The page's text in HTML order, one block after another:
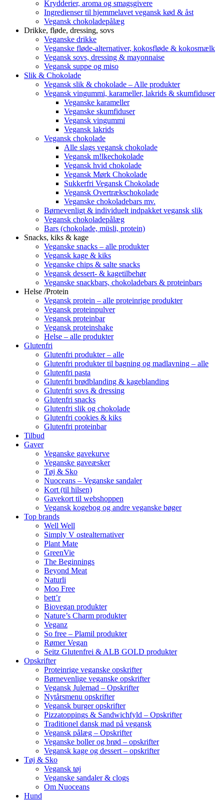
Krydderier, aroma og smagsgivere
Ingredienser til hjemmelavet vegansk kød & åst
Vegansk chokoladepålæg
Drikke, fløde, dressing, sovs
Veganske drikke
Veganske fløde-alternativer, kokosfløde & kokosmælk
Vegansk sovs, dressing & mayonnaise
Vegansk suppe og miso
Slik & Chokolade
Vegansk slik & chokolade – Alle produkter
Vegansk vingummi, karameller, lakrids & skumfiduser
Veganske karameller
Veganske skumfiduser
Vegansk vingummi
Vegansk lakrids
Vegansk chokolade
Alle slags vegansk chokolade
Vegansk m!lkechokolade
Vegansk hvid chokolade
Vegansk Mørk Chokolade
Sukkerfri Vegansk Chokolade
Vegansk Overtrækschokolade
Veganske chokoladebars mv.
Børnevenligt & individuelt indpakket vegansk slik
Vegansk chokoladepålæg
Bars (chokolade, müsli, protein)
Snacks, kiks & kage
Veganske snacks – alle produkter
Vegansk kage & kiks
Veganske chips & salte snacks
Vegansk dessert- & kagetilbehør
Veganske snackbars, chokoladebars & proteinbars
Helse /Protein
Vegansk protein – alle proteinrige produkter
Vegansk proteinpulver
Vegansk proteinbar
Vegansk proteinshake
Helse – alle produkter
Glutenfri
Glutenfri produkter – alle
Glutenfri produkter til bagning og madlavning – alle
Glutenfri pasta
Glutenfri brødblanding & kageblanding
Glutenfri sovs & dressing
Glutenfri snacks
Glutenfri slik og chokolade
Glutenfri cookies & kiks
Glutenfri proteinbar
Tilbud
Gaver
Veganske gavekurve
Veganske gaveæsker
Tøj & Sko
Nuoceans – Veganske sandaler
Kort (til hilsen)
Gavekort til webshoppen
Vegansk kogebog og andre veganske bøger
Top brands
Well Well
Simply V ostealternativer
Plant Mate
GreenVie
The Beginnings
Beyond Meat
Naturli
Moo Free
bett’r
Biovegan produkter
Nature’s Charm produkter
Veganz
So free – Plamil produkter
Rømer Vegan
Seitz Glutenfrei & ALB GOLD produkter
Opskrifter
Proteinrige veganske opskrifter
Børnevenlige veganske opskrifter
Vegansk Julemad – Opskrifter
Nytårsmenu opskrifter
Vegansk burger opskrifter
Pizzatoppings & Sandwichfyld – Opskrifter
Traditionel dansk mad på vegansk
Vegansk pålæg – Opskrifter
Veganske boller og brød – opskrifter
Vegansk kage og dessert – opskrifter
Tøj & Sko
Vegansk tøj
Veganske sandaler & clogs
Om Nuoceans
Hund